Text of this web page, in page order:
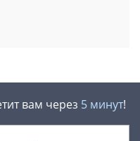
вам через 5 минут!